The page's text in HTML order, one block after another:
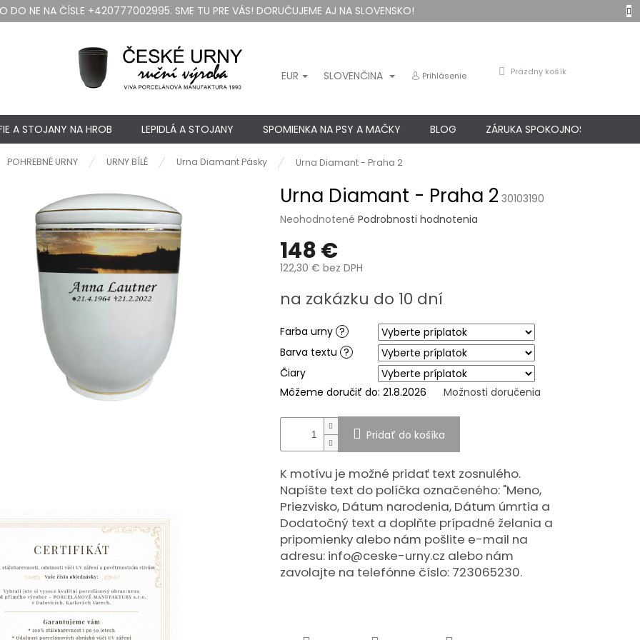
DO NE NA ČÍSLE +420777002995. SME TU PRE VÁS! DORUČUJEME AJ NA SLOVENSKO!
EUR SLOVENČINA Prihlásenie
NÁKUPNÝ
Prázdny košík
A STOJANY NA HROB LEPIDLÁ A STOJANY SPOMIENKA NA PSY A MAČKY BLOG ZÁRUKA SPOKOJNOSTI
POHREBNÉ URNY URNY BÍLÉ Urna Diamant Pásky Urna Diamant - Praha 2
Urna Diamant - Praha 2 30103190
Priemerné
produktu
je
0,0
5
Neohodnotené Podrobnosti hodnotenia
148 €
122,30 € bez DPH
cena:
na zakázku do 10 dní
Farba urny ?
Barva textu ?
Čiary
Môžeme doručiť do: 21.8.2026 Možnosti doručenia
Pridať do košíka
K motívu je možné pridať text zosnulého.
Napíšte text do políčka označeného: "Meno,
Priezvisko, Dátum narodenia, Dátum úmrtia a
Dodatočný text a doplňte prípadné želania a
pripomienky alebo nám pošlite e-mail na
adresu: info@ceske-urny.cz alebo nám
zavolajte na telefónne číslo: 723065230.